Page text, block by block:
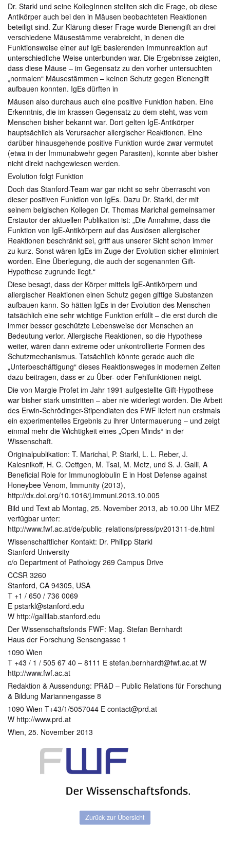
Dr. Starkl und seine KollegInnen stellten sich die Frage, ob diese
Antikörper auch bei den in Mäusen beobachteten Reaktionen
beteiligt sind. Zur Klärung dieser Frage wurde Bienengift an drei
verschiedene Mäusestämme verabreicht, in denen die
Funktionsweise einer auf IgE basierenden Immunreaktion auf
unterschiedliche Weise unterbunden war. Die Ergebnisse zeigten,
dass diese Mäuse – im Gegensatz zu den vorher untersuchten
„normalen“ Mäusestämmen – keinen Schutz gegen Bienengift
aufbauen konnten. IgEs dürften in
Mäusen also durchaus auch eine positive Funktion haben. Eine
Erkenntnis, die im krassen Gegensatz zu dem steht, was vom
Menschen bisher bekannt war. Dort gelten IgE-Antikörper
hauptsächlich als Verursacher allergischer Reaktionen. Eine
darüber hinausgehende positive Funktion wurde zwar vermutet
(etwa in der Immunabwehr gegen Parasiten), konnte aber bisher
nicht direkt nachgewiesen werden.
Evolution folgt Funktion
Doch das Stanford-Team war gar nicht so sehr überrascht von
dieser positiven Funktion von IgEs. Dazu Dr. Starkl, der mit
seinem belgischen Kollegen Dr. Thomas Marichal gemeinsamer
Erstautor der aktuellen Publikation ist: „Die Annahme, dass die
Funktion von IgE-Antikörpern auf das Auslösen allergischer
Reaktionen beschränkt sei, griff aus unserer Sicht schon immer
zu kurz. Sonst wären IgEs im Zuge der Evolution sicher eliminiert
worden. Eine Überlegung, die auch der sogenannten Gift-
Hypothese zugrunde liegt.“
Diese besagt, dass der Körper mittels IgE-Antikörpern und
allergischer Reaktionen einen Schutz gegen giftige Substanzen
aufbauen kann. So hätten IgEs in der Evolution des Menschen
tatsächlich eine sehr wichtige Funktion erfüllt – die erst durch die
immer besser geschützte Lebensweise der Menschen an
Bedeutung verlor. Allergische Reaktionen, so die Hypothese
weiter, wären dann extreme oder unkontrollierte Formen des
Schutzmechanismus. Tatsächlich könnte gerade auch die
„Unterbeschäftigung“ dieses Reaktionsweges in modernen Zeiten
dazu beitragen, dass er zu Über- oder Fehlfunktionen neigt.
Die von Margie Profet im Jahr 1991 aufgestellte Gift-Hypothese
war bisher stark umstritten – aber nie widerlegt worden. Die Arbeit
des Erwin-Schrödinger-Stipendiaten des FWF liefert nun erstmals
ein experimentelles Ergebnis zu ihrer Untermauerung – und zeigt
einmal mehr die Wichtigkeit eines „Open Minds“ in der
Wissenschaft.
Originalpublikation: T. Marichal, P. Starkl, L. L. Reber, J.
Kalesnikoff, H. C. Oettgen, M. Tsai, M. Metz, und S. J. Galli, A
Beneficial Role for Immunoglobulin E in Host Defense against
Honeybee Venom, Immunity (2013),
http://dx.doi.org/10.1016/j.immuni.2013.10.005
Bild und Text ab Montag, 25. November 2013, ab 10.00 Uhr MEZ
verfügbar unter:
http://www.fwf.ac.at/de/public_relations/press/pv201311-de.html
Wissenschaftlicher Kontakt: Dr. Philipp Starkl
Stanford University
c/o Department of Pathology 269 Campus Drive
CCSR 3260
Stanford, CA 94305, USA
T +1 / 650 / 736 0069
E pstarkl@stanford.edu
W http://gallilab.stanford.edu
Der Wissenschaftsfonds FWF: Mag. Stefan Bernhardt
Haus der Forschung Sensengasse 1
1090 Wien
T +43 / 1 / 505 67 40 – 8111 E stefan.bernhardt@fwf.ac.at W
http://www.fwf.ac.at
Redaktion & Aussendung: PR&D – Public Relations für Forschung
& Bildung Mariannengasse 8
1090 Wien T+43/1/5057044 E contact@prd.at
W http://www.prd.at
Wien, 25. November 2013
Zurück zur Übersicht